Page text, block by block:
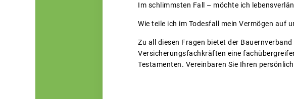
Im schlimmsten Fall – möchte ich
Wie teile ich im Todesfall mein Vermögen auf
Zu all diesen Fragen bietet der
Versicherungsfachkräften eine
Testamenten. Vereinbaren Sie Ihren